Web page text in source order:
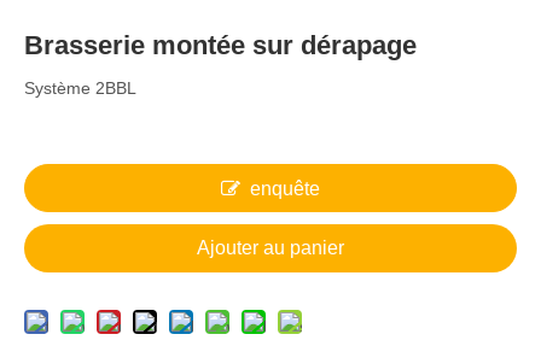
Brasserie montée sur dérapage
Système 2BBL
enquête
Ajouter au panier